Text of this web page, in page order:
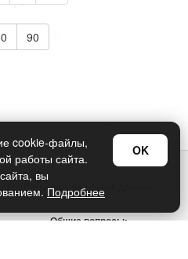
90
персональных данных
Общие вопросы:
cookie-файлы,
работы сайта.
вы
Подробнее
OK